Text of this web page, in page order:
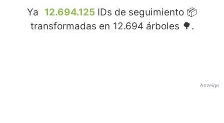
Ya 12.694.125 IDs de seguimiento 📦
transformadas en 12.694 árboles 🌳.
Anzeige